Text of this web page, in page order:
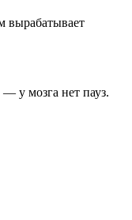
вырабатывает
у мозга нет пауз.